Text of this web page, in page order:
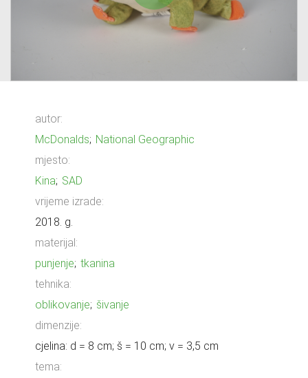
autor:
McDonalds; National Geographic
mjesto:
Kina; SAD
vrijeme izrade:
2018. g.
materijal:
punjenje; tkanina
tehnika:
oblikovanje; šivanje
dimenzije:
cjelina: d = 8 cm; š = 10 cm; v = 3,5 cm
tema: